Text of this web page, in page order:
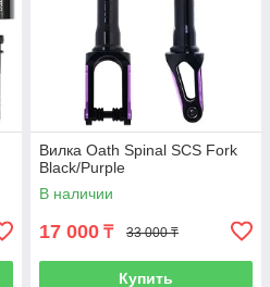
Вилка Oath Spinal SCS Fork
Black/Purple
В наличии
17 000 ₸ 33 000 ₸
Купить